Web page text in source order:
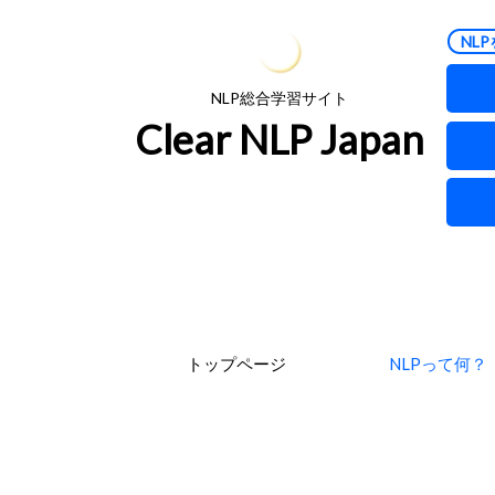
NLP総合学習サイト
Clear NLP Japan
NLP
トップページ NLPって何？